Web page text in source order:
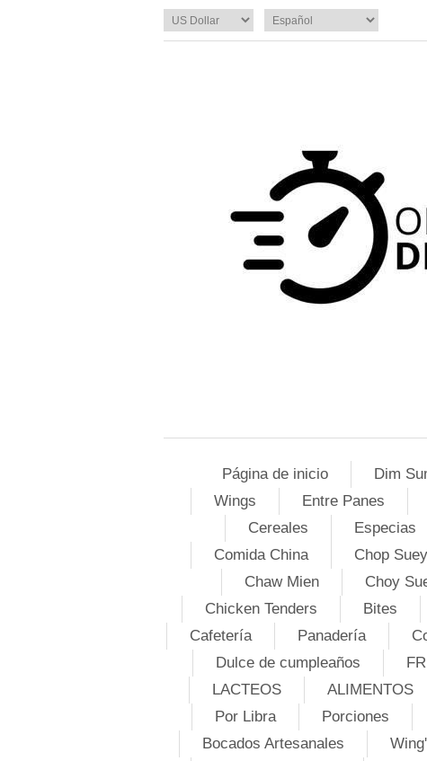
Página de inicio Dim
Wings
Entre Panes
Cereales
Especias
Comida China
Chop Suey
Chaw Mien
Choy
Chicken Tenders
Bites
Cafetería
Panadería
Dulce de cumpleaños
LACTEOS
ALIMENTOS
Por Libra
Porciones
Bocados Artesanales